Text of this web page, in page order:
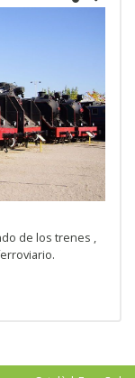
de los trenes ,